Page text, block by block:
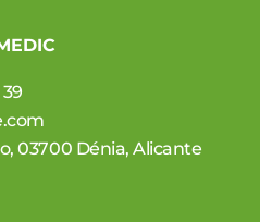
03700 Dénia, Alicante